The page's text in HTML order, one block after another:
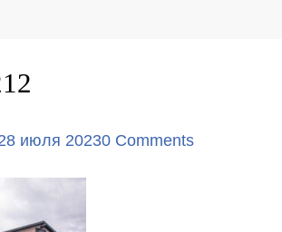
июля 20230 Comments